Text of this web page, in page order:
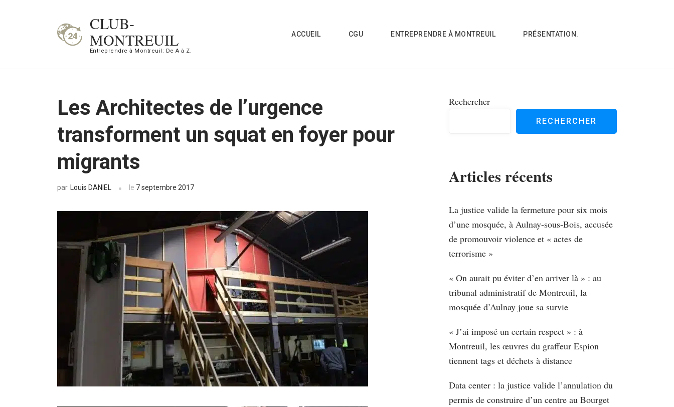
CLUB-
MONTREUIL
Entreprendre à Montreuil: De A à Z.
ACCUEIL CGU ENTREPRENDRE À MONTREUIL PRÉSENTATION.
Les Architectes de l’urgence
transforment un squat en foyer pour
migrants
par Louis DANIEL le 7 septembre 2017
Rechercher
RECHERCHER
Articles récents
La justice valide la fermeture pour six mois
d’une mosquée, à Aulnay-sous-Bois, accusée
de promouvoir violence et « actes de
terrorisme »
« On aurait pu éviter d’en arriver là » : au
tribunal administratif de Montreuil, la
mosquée d’Aulnay joue sa survie
« J’ai imposé un certain respect » : à
Montreuil, les œuvres du graffeur Espion
tiennent tags et déchets à distance
Data center : la justice valide l’annulation du
permis de construire d’un centre au Bourget